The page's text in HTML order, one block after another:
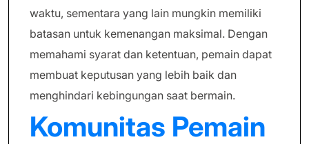
waktu, sementara yang lain mungkin memiliki
batasan untuk kemenangan maksimal. Dengan
memahami syarat dan ketentuan, pemain dapat
membuat keputusan yang lebih baik dan
menghindari kebingungan saat bermain.
Komunitas Pemain